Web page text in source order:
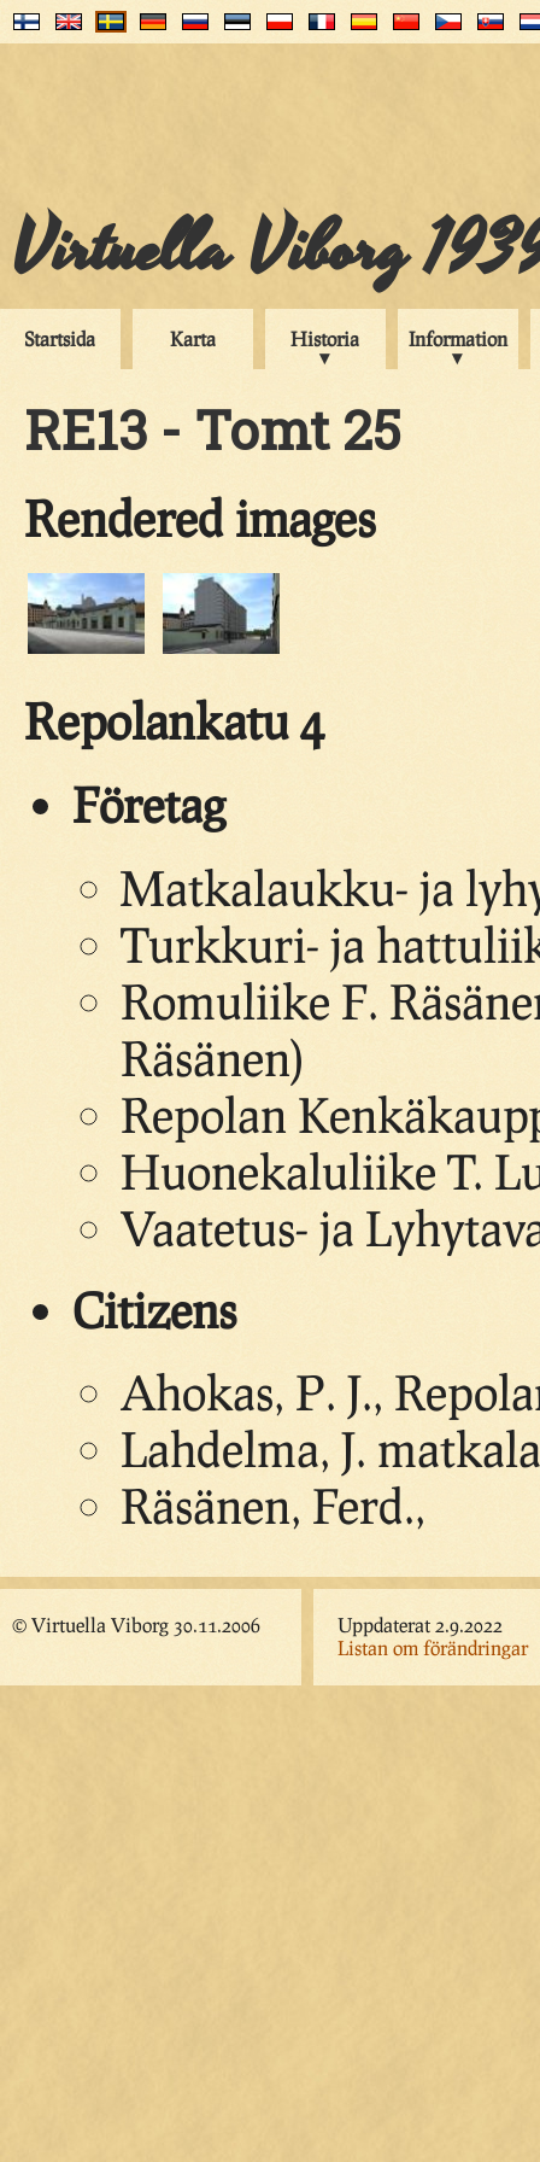
Virtuella Viborg
Startsida Karta Historia Information
RE13 - Tomt 25
Rendered images
Repolankatu 4
Företag
Matkalaukku- ja
Turkkuri- ja
Romuliike F.
Räsänen)
Repolan
Huonekaluliike T.
Vaatetus- ja
Citizens
Ahokas, P. J.,
Lahdelma, J.
Räsänen, Ferd.,
© Virtuella Viborg 30.11.2006
Uppdaterat 2.9.2022
Listan om förändringar